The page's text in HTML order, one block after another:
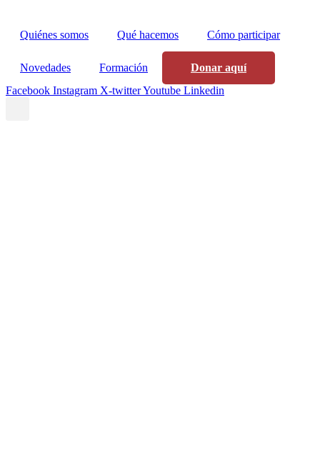
Quiénes somos Qué hacemos Cómo participar
Novedades Formación
Donar aquí
Facebook Instagram X-twitterYoutube Linkedin